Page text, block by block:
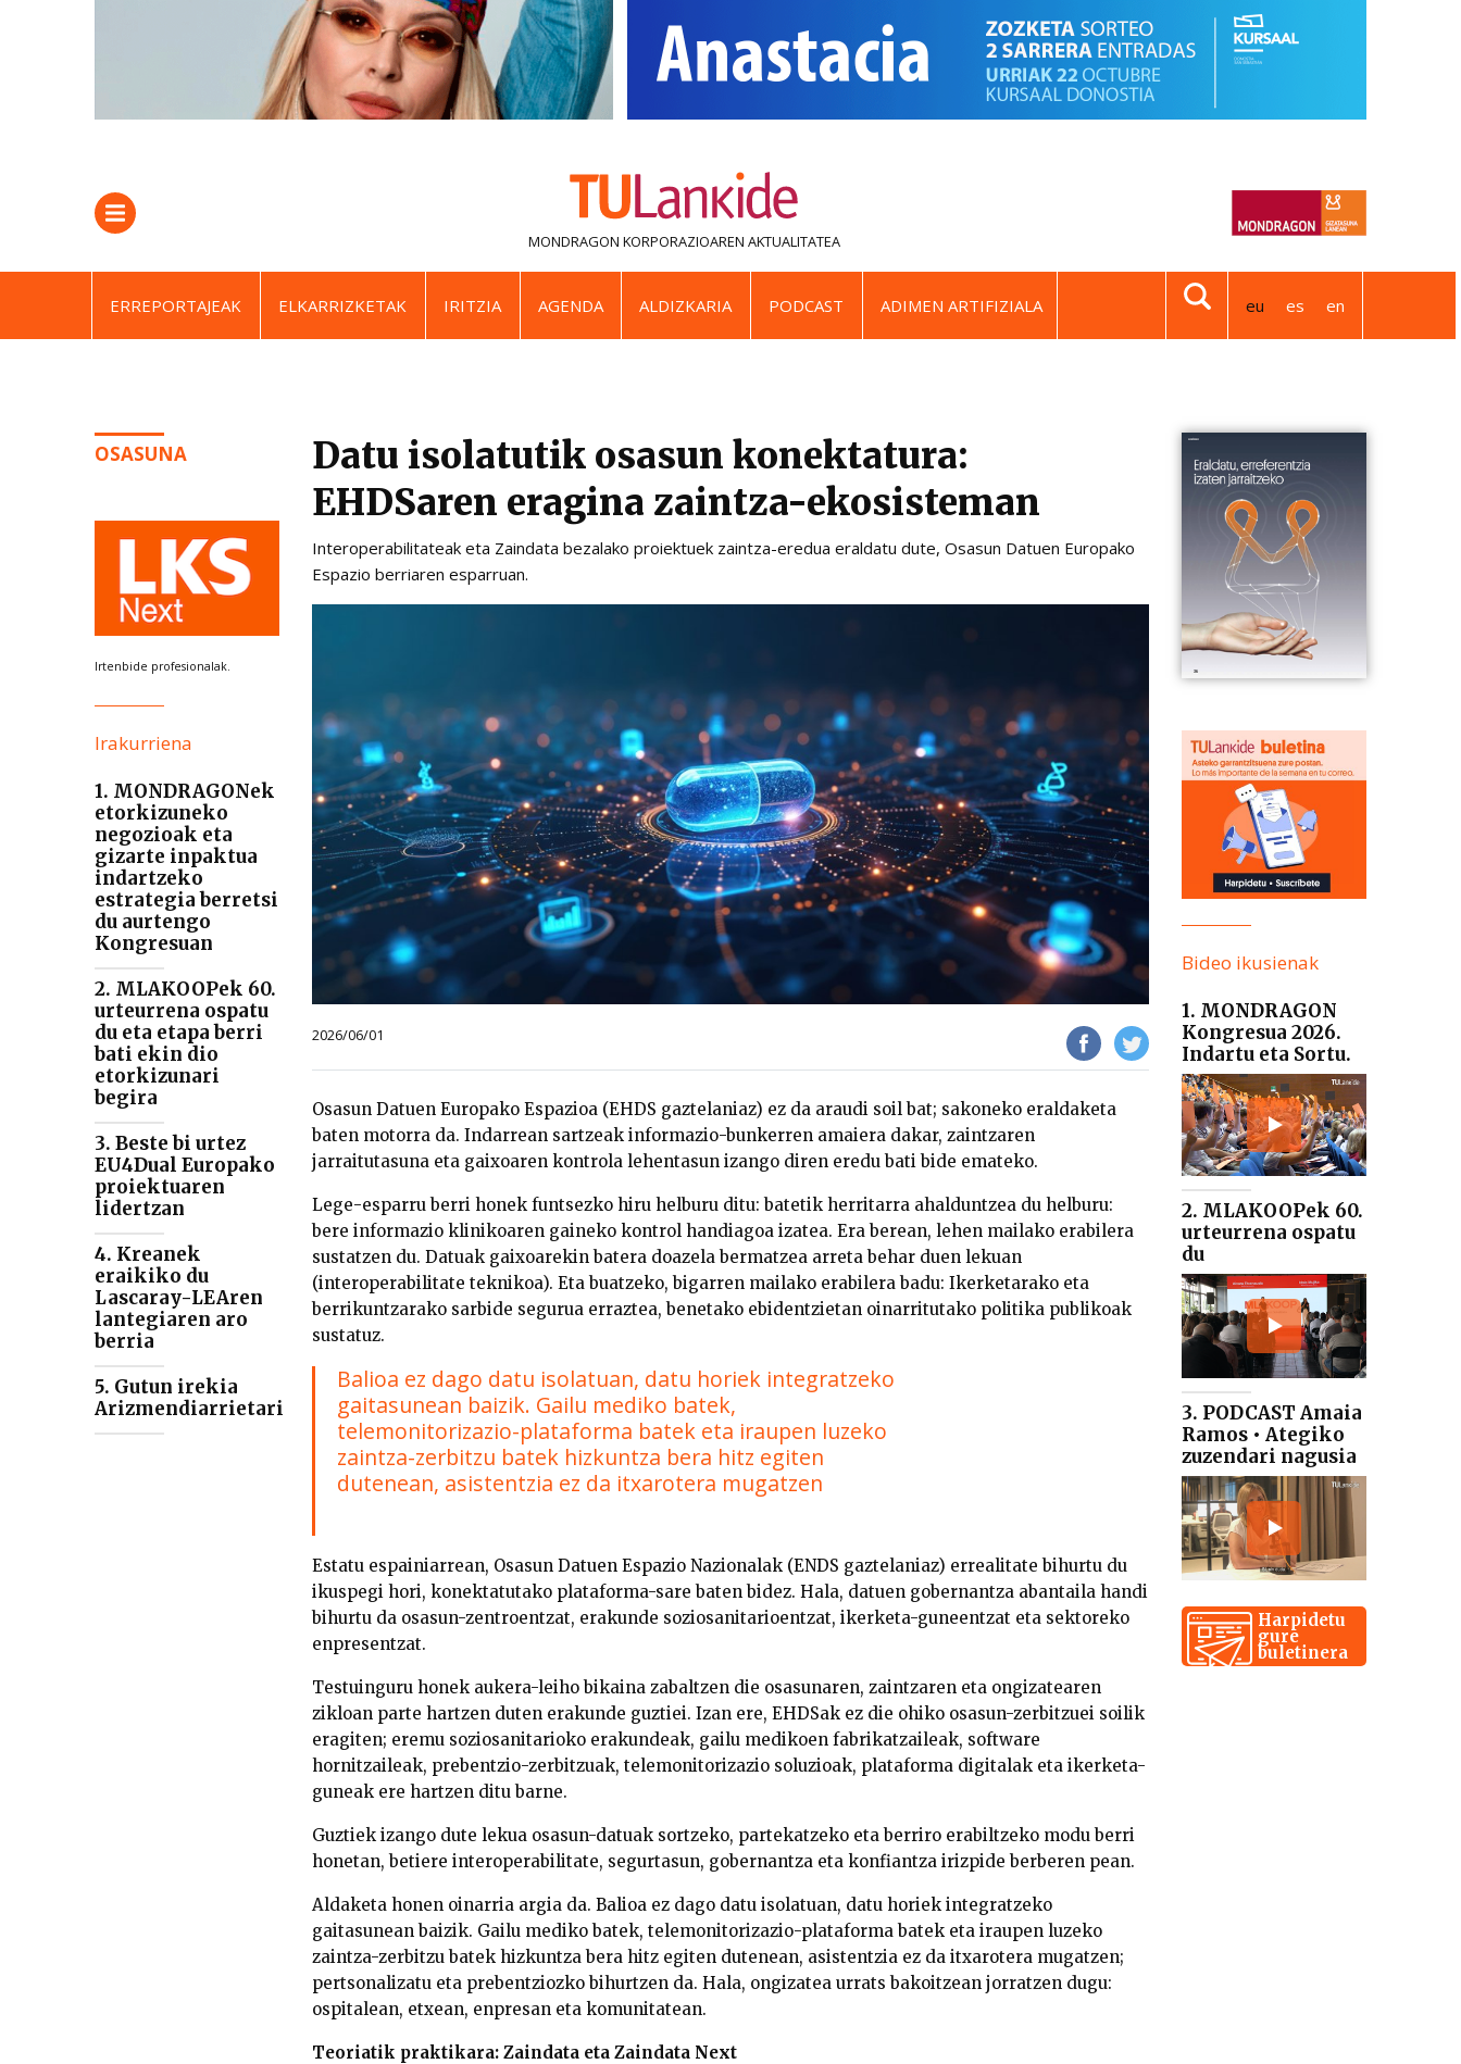
MONDRAGON KORPORAZIOAREN AKTUALITATEA
ERREPORTAJEAK ELKARRIZKETAK IRITZIA AGENDA ALDIZKARIA PODCAST ADIMEN ARTIFIZIALA eu es en
OSASUNA
Irtenbide profesionalak.
Irakurriena
1. MONDRAGONek
etorkizuneko
negozioak eta
gizarte inpaktua
indartzeko
estrategia berretsi
du aurtengo
Kongresuan
2. MLAKOOPek 60.
urteurrena ospatu
du eta etapa berri
bati ekin dio
etorkizunari
begira
3. Beste bi urtez
EU4Dual Europako
proiektuaren
lidertzan
4. Kreanek
eraikiko du
Lascaray-LEAren
lantegiaren aro
berria
5. Gutun irekia
Arizmendiarrietari
Datu isolatutik osasun konektatura:
EHDSaren eragina zaintza-ekosisteman
Interoperabilitateak eta Zaindata bezalako proiektuek zaintza-eredua eraldatu dute, Osasun Datuen Europako
Espazio berriaren esparruan.
2026/06/01
Osasun Datuen Europako Espazioa (EHDS gaztelaniaz) ez da araudi soil bat; sakoneko eraldaketa
baten motorra da. Indarrean sartzeak informazio-bunkerren amaiera dakar, zaintzaren
jarraitutasuna eta gaixoaren kontrola lehentasun izango diren eredu bati bide emateko.
Lege-esparru berri honek funtsezko hiru helburu ditu: batetik herritarra ahalduntzea du helburu:
bere informazio klinikoaren gaineko kontrol handiagoa izatea. Era berean, lehen mailako erabilera
sustatzen du. Datuak gaixoarekin batera doazela bermatzea arreta behar duen lekuan
(interoperabilitate teknikoa). Eta buatzeko, bigarren mailako erabilera badu: Ikerketarako eta
berrikuntzarako sarbide segurua erraztea, benetako ebidentzietan oinarritutako politika publikoak
sustatuz.
Balioa ez dago datu isolatuan, datu horiek integratzeko
gaitasunean baizik. Gailu mediko batek,
telemonitorizazio-plataforma batek eta iraupen luzeko
zaintza-zerbitzu batek hizkuntza bera hitz egiten
dutenean, asistentzia ez da itxarotera mugatzen
Estatu espainiarrean, Osasun Datuen Espazio Nazionalak (ENDS gaztelaniaz) errealitate bihurtu du
ikuspegi hori, konektatutako plataforma-sare baten bidez. Hala, datuen gobernantza abantaila handi
bihurtu da osasun-zentroentzat, erakunde soziosanitarioentzat, ikerketa-guneentzat eta sektoreko
enpresentzat.
Testuinguru honek aukera-leiho bikaina zabaltzen die osasunaren, zaintzaren eta ongizatearen
zikloan parte hartzen duten erakunde guztiei. Izan ere, EHDSak ez die ohiko osasun-zerbitzuei soilik
eragiten; eremu soziosanitarioko erakundeak, gailu medikoen fabrikatzaileak, software
hornitzaileak, prebentzio-zerbitzuak, telemonitorizazio soluzioak, plataforma digitalak eta ikerketa-
guneak ere hartzen ditu barne.
Guztiek izango dute lekua osasun-datuak sortzeko, partekatzeko eta berriro erabiltzeko modu berri
honetan, betiere interoperabilitate, segurtasun, gobernantza eta konfiantza irizpide berberen pean.
Aldaketa honen oinarria argia da. Balioa ez dago datu isolatuan, datu horiek integratzeko
gaitasunean baizik. Gailu mediko batek, telemonitorizazio-plataforma batek eta iraupen luzeko
zaintza-zerbitzu batek hizkuntza bera hitz egiten dutenean, asistentzia ez da itxarotera mugatzen;
pertsonalizatu eta prebentziozko bihurtzen da. Hala, ongizatea urrats bakoitzean jorratzen dugu:
ospitalean, etxean, enpresan eta komunitatean.
Teoriatik praktikara: Zaindata eta Zaindata Next
Bideo ikusienak
1. MONDRAGON
Kongresua 2026.
Indartu eta Sortu.
2. MLAKOOPek 60.
urteurrena ospatu
du
3. PODCAST Amaia
Ramos • Ategiko
zuzendari nagusia
Harpidetu
gure
buletinera